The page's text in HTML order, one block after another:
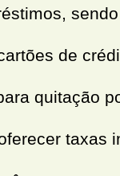
de
quitação
taxas